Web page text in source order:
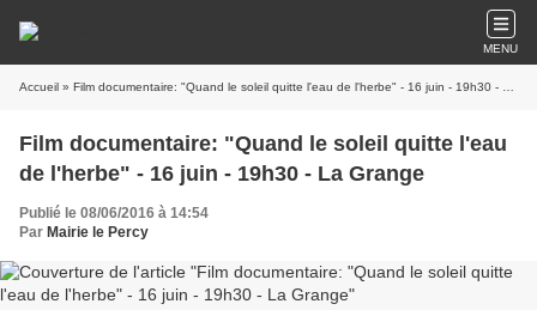
MENU
Accueil » Film documentaire: "Quand le soleil quitte l'eau de l'herbe" - 16 juin - 19h30 - La Grange
Film documentaire: "Quand le soleil quitte l'eau
de l'herbe" - 16 juin - 19h30 - La Grange
Publié le 08/06/2016 à 14:54
Par Mairie le Percy